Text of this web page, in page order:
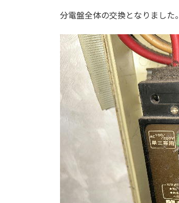
分電盤全体の交換となりました。